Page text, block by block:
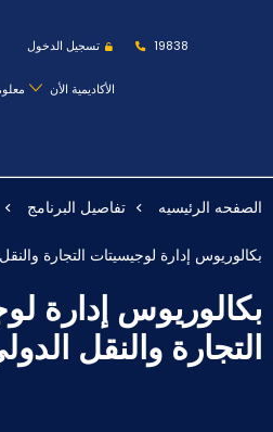
19838 تسجيل الدخول
الأكاديمية الأن
عن الأكاديمية
النقل البحري
القبول والتسجيل
الدراسات الأكاديمية
الصفحه الرئيسيه تفاصيل البرنامج
بكالوريوس إدارة لوجيسيتات التجارة
بكالوريوس إدارة
التجارة والنقل